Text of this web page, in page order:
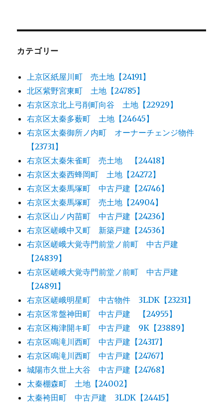
カテゴリー
上京区紙屋川町 売土地【24191】
北区紫野宮東町 土地【24785】
右京区京北上弓削町向谷 土地【22929】
右京区太秦多薮町 土地【24645】
右京区太秦御所ノ内町 オーナーチェンジ物件
【23731】
右京区太秦朱雀町 売土地 【24418】
右京区太秦西蜂岡町 土地【24272】
右京区太秦馬塚町 中古戸建【24746】
右京区太秦馬塚町 売土地【24904】
右京区山ノ内苗町 中古戸建【24236】
右京区嵯峨中又町 新築戸建【24536】
右京区嵯峨大覚寺門前堂ノ前町 中古戸建
【24839】
右京区嵯峨大覚寺門前堂ノ前町 中古戸建
【24891】
右京区嵯峨明星町 中古物件 3LDK【23231】
右京区常盤神田町 中古戸建 【24955】
右京区梅津開キ町 中古戸建 9K【23889】
右京区鳴滝川西町 中古戸建【24317】
右京区鳴滝川西町 中古戸建【24767】
城陽市久世上大谷 中古戸建【24768】
太秦棚森町 土地【24002】
太秦袴田町 中古戸建 3LDK【24415】